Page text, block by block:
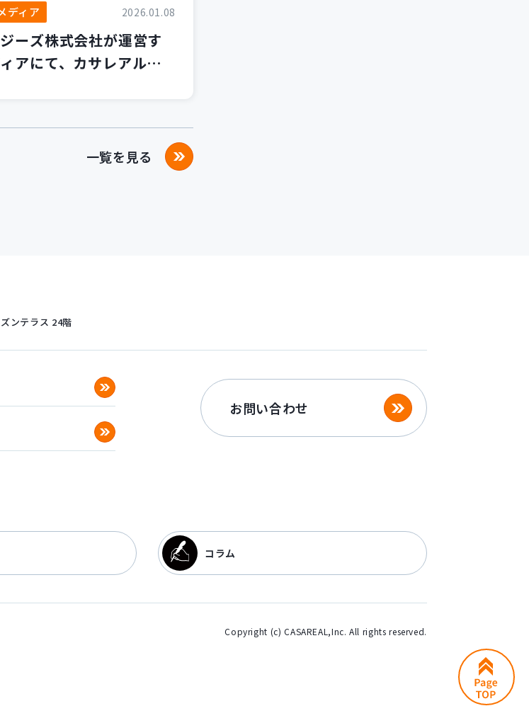
ディア 2026.01.08
ーズ株式会社が運営す
アにて、カサレアルブ
一覧を見る
ンテラス 24階
お問い合わせ
コラム
Copyright (c) CASAREAL,Inc. All rights reserved.